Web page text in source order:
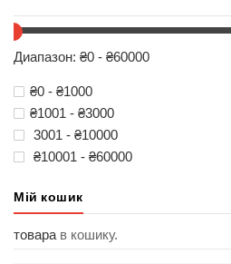
Диапазон: ₴0 - ₴60000
₴0 - ₴1000
₴1001 - ₴3000
3001 - ₴10000
₴10001 - ₴60000
Мій кошик
товара в кошику.